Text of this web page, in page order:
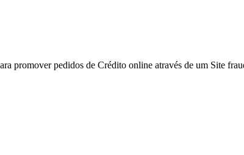
promover pedidos de Crédito online através de um Site